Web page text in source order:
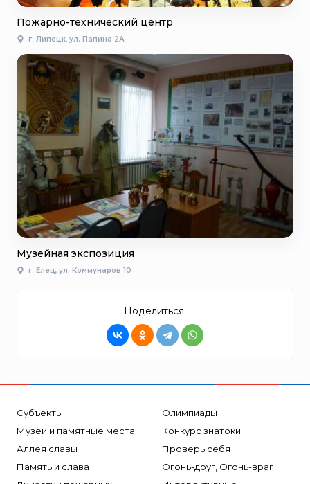
Пожарно-технический центр
г. Липецк, ул. Папина 2А
Музейная экспозиция
г. Елец, ул. Коммунаров 10
Поделиться:
Субъекты
Музеи и памятные места
Аллея славы
Память и слава
Олимпиады
Конкурс знатоки
Проверь себя
Огонь-друг, Огонь-враг